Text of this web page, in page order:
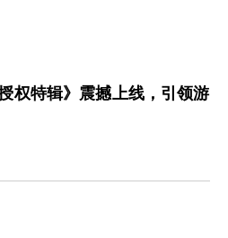
权特辑》震撼上线，引领游